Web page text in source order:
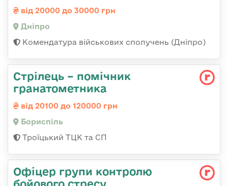
від 20000 до 30000 грн
Дніпро
Комендатура військових сполучень (Дніпро)
Стрілець – помічник
гранатометника
від 20100 до 120000 грн
Бориспіль
Троїцький ТЦК та СП
Офіцер групи контролю